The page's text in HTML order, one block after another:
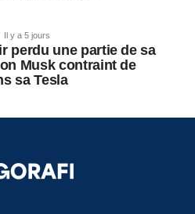
Il y a 5 jours
perdu une partie de sa
Musk contraint de
sa Tesla